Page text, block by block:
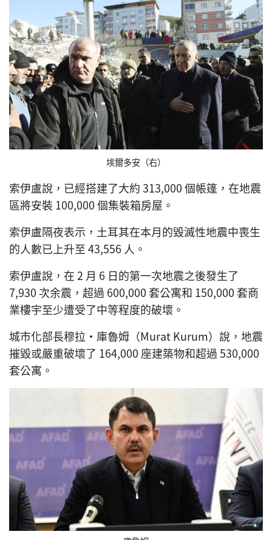
埃爾多安（右）
索伊盧說，已經搭建了大約 313,000 個帳篷，在地震
區將安裝 100,000 個集裝箱房屋。
索伊盧隔夜表示，土耳其在本月的毀滅性地震中喪生
的人數已上升至 43,556 人。
索伊盧說，在 2 月 6 日的第一次地震之後發生了
7,930 次余震，超過 600,000 套公寓和 150,000 套商
業樓宇至少遭受了中等程度的破壞。
城市化部長穆拉·庫魯姆（Murat Kurum）說，地震
摧毀或嚴重破壞了 164,000 座建築物和超過 530,000
套公寓。